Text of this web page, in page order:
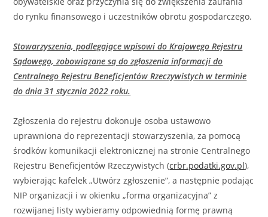
do rynku finansowego i uczestników obrotu gospodarczego.
Stowarzyszenia, podlegające wpisowi do Krajowego Rejestru
Sądowego, zobowiązane są do zgłoszenia informacji do
Centralnego Rejestru Beneficjentów Rzeczywistych w terminie
do dnia 31 stycznia 2022 roku.
Zgłoszenia do rejestru dokonuje osoba ustawowo
uprawniona do reprezentacji stowarzyszenia, za pomocą
środków komunikacji elektronicznej na stronie Centralnego
Rejestru Beneficjentów Rzeczywistych (crbr.podatki.gov.pl),
wybierając kafelek „Utwórz zgłoszenie”, a następnie podając
NIP organizacji i w okienku „forma organizacyjna” z
rozwijanej listy wybieramy odpowiednią formę prawną